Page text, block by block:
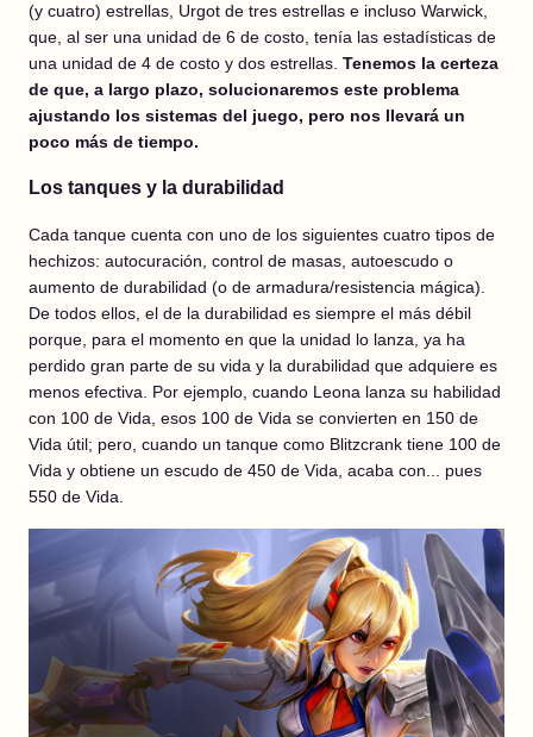
(y cuatro) estrellas, Urgot de tres estrellas e incluso Warwick,
que, al ser una unidad de 6 de costo, tenía las estadísticas de
una unidad de 4 de costo y dos estrellas. Tenemos la certeza
de que, a largo plazo, solucionaremos este problema
ajustando los sistemas del juego, pero nos llevará un
poco más de tiempo.
Los tanques y la durabilidad
Cada tanque cuenta con uno de los siguientes cuatro tipos de
hechizos: autocuración, control de masas, autoescudo o
aumento de durabilidad (o de armadura/resistencia mágica).
De todos ellos, el de la durabilidad es siempre el más débil
porque, para el momento en que la unidad lo lanza, ya ha
perdido gran parte de su vida y la durabilidad que adquiere es
menos efectiva. Por ejemplo, cuando Leona lanza su habilidad
con 100 de Vida, esos 100 de Vida se convierten en 150 de
Vida útil; pero, cuando un tanque como Blitzcrank tiene 100 de
Vida y obtiene un escudo de 450 de Vida, acaba con... pues
550 de Vida.